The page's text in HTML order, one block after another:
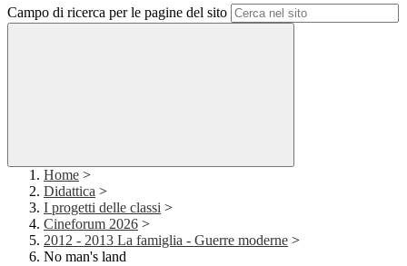
Campo di ricerca per le pagine del sito
Home >
Didattica >
I progetti delle classi >
Cineforum 2026 >
2012 - 2013 La famiglia - Guerre moderne >
No man's land